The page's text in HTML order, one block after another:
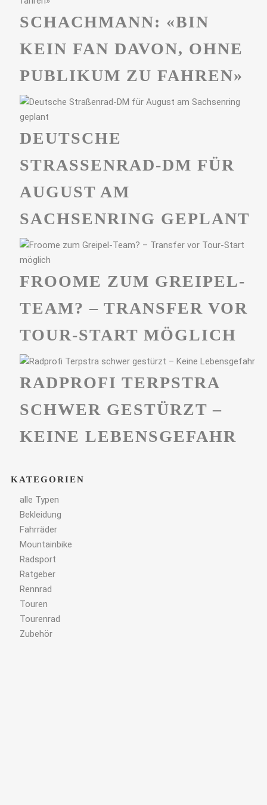
SCHACHMANN: «BIN
KEIN FAN DAVON, OHNE
PUBLIKUM ZU FAHREN»
DEUTSCHE
STRASSENRAD-DM FÜR A
UGUST AM S
ACHSENRING GEPLANT
FROOME ZUM GREIPEL-
TEAM? – TRANSFER VOR
TOUR-START MÖGLICH
RADPROFI TERPSTRA
SCHWER GESTÜRZT –
KEINE LEBENSGEFAHR
KATEGORIEN
alle Typen
Bekleidung
Fahrräder
Mountainbike
Radsport
Ratgeber
Rennrad
Touren
Tourenrad
Zubehör